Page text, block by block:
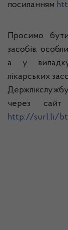
посиланням
Просимо
засобів,
а у випадку
лікарських
через сайт
http://surl.li/